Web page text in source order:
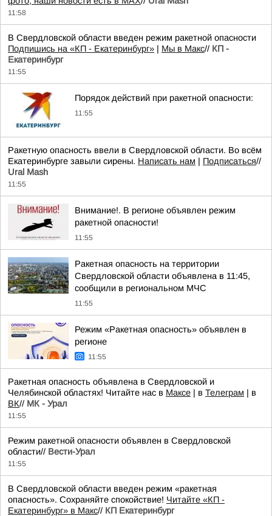
11:58
В Свердловской области введен режим ракетной опасности
Подпишись на «КП - Екатеринбург» | Мы в Maкс// КП -
Екатеринбург
11:55
Порядок действий при ракетной опасности:
11:55
Ракетную опасность ввели в Свердловской области. Во всём
Екатеринбурге завыли сирены. Написать нам | Подписаться//
Ural Mash
11:55
Внимание!. В регионе объявлен режим
ракетной опасности!
11:55
Ракетная опасность на территории
Свердловской области объявлена в 11:45,
сообщили в региональном МЧС
11:55
Режим «Ракетная опасность» объявлен в
регионе
11:55
Ракетная опасность объявлена в Свердловской и
Челябинской областях! Читайте нас в Максе | в Телеграм | в
ВК// МК - Урал
11:55
Режим ракетной опасности объявлен в Свердловской
области// Вести-Урал
11:55
В Свердловской области введен режим «ракетная
опасность». Сохраняйте спокойствие! Читайте «КП -
Екатеринбург» в Mакс// КП Екатеринбург